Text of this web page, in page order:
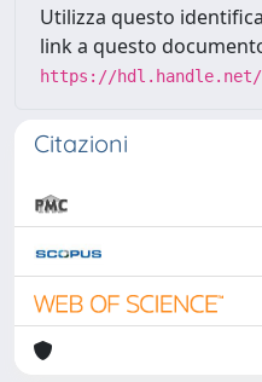
Utilizza questo
link a questo
https://hdl.handle.net/
Citazioni